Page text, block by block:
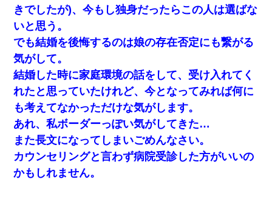
きでしたが)、今もし独身だったらこの人は選ばな
いと思う。
でも結婚を後悔するのは娘の存在否定にも繋がる
気がして。
結婚した時に家庭環境の話をして、受け入れてく
れたと思っていたけれど、今となってみれば何に
も考えてなかっただけな気がします。
あれ、私ボーダーっぽい気がしてきた…
また長文になってしまいごめんなさい。
カウンセリングと言わず病院受診した方がいいの
かもしれません。